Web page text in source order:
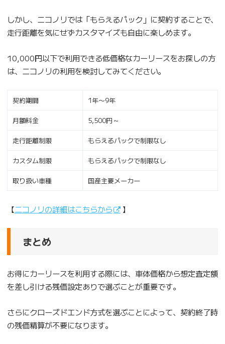
しかし、ニコノリでは「もらえるパック」に契約することで、
走行距離を気にせずカスタマイズも自由に楽しめます。
10,000円以下で利用できる低価格なカーリースをお探しの方
は、ニコノリの利用を検討してみてください。
契約期間 1年〜9年
月額料金 5,500円～
走行距離制限 もらえるパックで制限なし
カスタム制限 もらえるパックで制限なし
取り扱い車種 国産主要メーカー
【ニコノリの詳細はこちらから 】
まとめ
お得にカーリースを利用する際には、車体価格から想定査定額
を差し引ける残価設定ありで選ぶことが重要です。
さらにクローズドエンド方式を選ぶことによって、契約終了時
の残価精算が不要になります。